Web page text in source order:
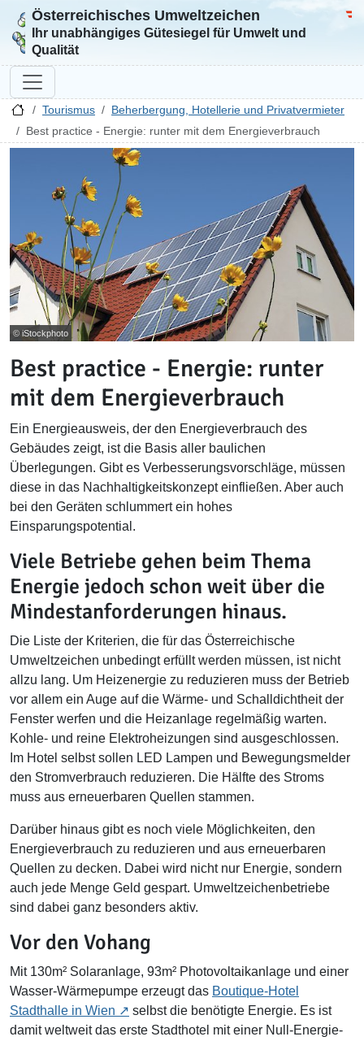
Zur Startseite
Österreichisches Umweltzeichen
Ihr unabhängiges Gütesiegel für Umwelt und
Qualität
Tourismus
Beherbergung, Hotellerie und Privatvermieter
Best practice - Energie: runter mit dem Energieverbrauch
© iStockphoto
Best practice - Energie: runter
mit dem Energieverbrauch
Ein Energieausweis, der den Energieverbrauch des
Gebäudes zeigt, ist die Basis aller baulichen
Überlegungen. Gibt es Verbesserungsvorschläge, müssen
diese in das Nachhaltigkeitskonzept einfließen. Aber auch
bei den Geräten schlummert ein hohes
Einsparungspotential.
Viele Betriebe gehen beim Thema
Energie jedoch schon weit über die
Mindestanforderungen hinaus.
Die Liste der Kriterien, die für das Österreichische
Umweltzeichen unbedingt erfüllt werden müssen, ist nicht
allzu lang. Um Heizenergie zu reduzieren muss der Betrieb
vor allem ein Auge auf die Wärme- und Schalldichtheit der
Fenster werfen und die Heizanlage regelmäßig warten.
Kohle- und reine Elektroheizungen sind ausgeschlossen.
Im Hotel selbst sollen LED Lampen und Bewegungsmelder
den Stromverbrauch reduzieren. Die Hälfte des Stroms
muss aus erneuerbaren Quellen stammen.
Darüber hinaus gibt es noch viele Möglichkeiten, den
Energieverbrauch zu reduzieren und aus erneuerbaren
Quellen zu decken. Dabei wird nicht nur Energie, sondern
auch jede Menge Geld gespart. Umweltzeichenbetriebe
sind dabei ganz besonders aktiv.
Vor den Vohang
Mit 130m² Solaranlage, 93m² Photovoltaikanlage und einer
Wasser-Wärmepumpe erzeugt das Boutique-Hotel
Stadthalle in Wien
selbst die benötigte Energie. Es ist
damit weltweit das erste Stadthotel mit einer Null-Energie-